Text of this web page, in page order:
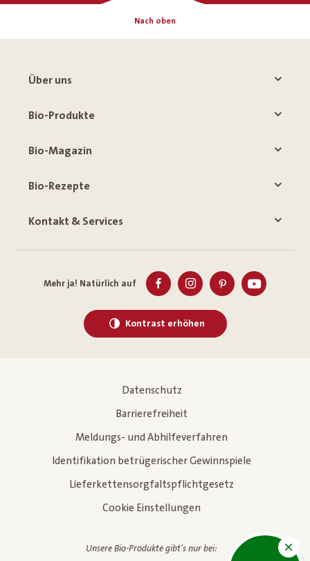
Nach oben
Über uns
Bio-Produkte
Bio-Magazin
Bio-Rezepte
Kontakt & Services
Mehr ja! Natürlich auf
Kontrast erhöhen
Datenschutz
Barrierefreiheit
Meldungs- und Abhilfeverfahren
Identifikation betrügerischer Gewinnspiele
Lieferkettensorgfaltspflichtgesetz
Cookie Einstellungen
Unsere Bio-Produkte gibt's nur bei: